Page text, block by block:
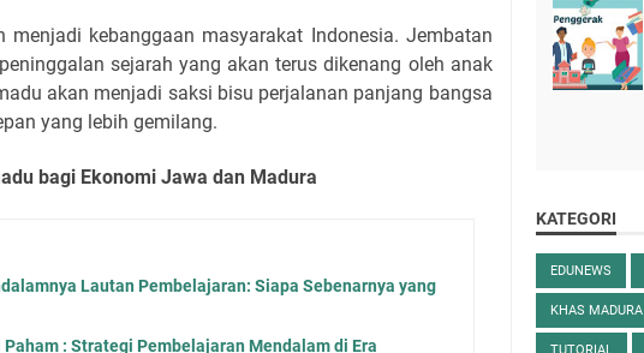
menjadi kebanggaan masyarakat Indonesia. Jembatan
sejarah yang akan terus dikenang oleh anak
akan menjadi saksi bisu perjalanan panjang bangsa
yang lebih gemilang.
bagi Ekonomi Jawa dan Madura
Lautan Pembelajaran: Siapa Sebenarnya yang
Paham : Strategi Pembelajaran Mendalam di Era
KATEGORI
EDUNEWS
KHAS MADURA